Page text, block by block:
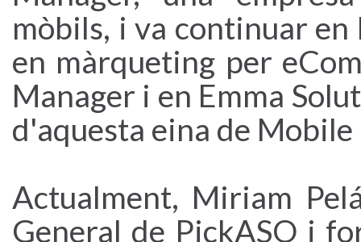
mòbils, i va continuar en
en màrqueting per
Manager i en Emma
d'aquesta eina de
Actualment, Miriam
General de PickASO i